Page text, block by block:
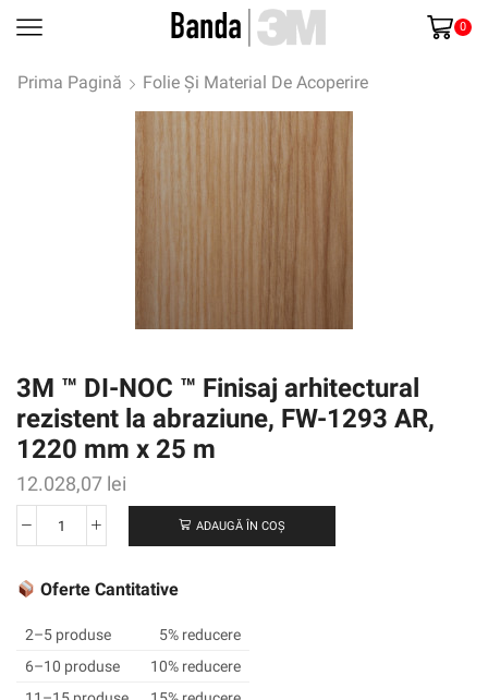
0
Prima Pagină Folie Și Material De Acoperire
3M ™ DI-NOC ™ Finisaj arhitectural
rezistent la abraziune, FW-1293 AR,
1220 mm x 25 m
12.028,07 lei
Cantitate
™
NOC
Finisaj
ADAUGĂ ÎN COȘ
Oferte Cantitative
2–5 produse
5% reducere
6–10 produse
10% reducere